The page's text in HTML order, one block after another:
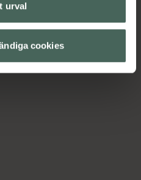
urval
cookies